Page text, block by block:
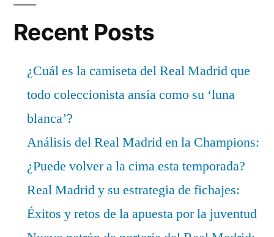
Recent Posts
¿Cuál es la camiseta del Real Madrid que
todo coleccionista ansía como su ‘luna
blanca’?
Análisis del Real Madrid en la Champions:
¿Puede volver a la cima esta temporada?
Real Madrid y su estrategia de fichajes:
Éxitos y retos de la apuesta por la juventud